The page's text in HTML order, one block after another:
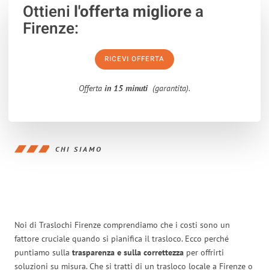
Ottieni l'offerta migliorea
Firenze:
RICEVI OFFERTA
Offerta in 15 minuti (garantita).
CHI SIAMO
Noi di Traslochi Firenze comprendiamo che i costi sono un
fattore cruciale quando si pianifica il trasloco. Ecco perché
puntiamo sulla trasparenza e sulla correttezza per offrirti
soluzioni su misura. Che si tratti di un trasloco locale a Firenze o